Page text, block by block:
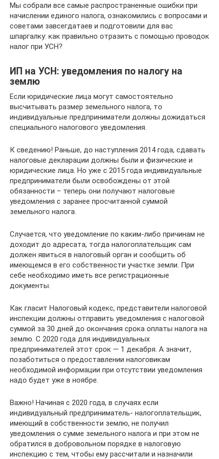
Мы собрали все самые распространенные ошибки при
начислении единого налога, ознакомились с вопросами и
советами завсегдатаев и подготовили для вас
шпаргалку: как правильно отразить с помощью проводок
налог при УСН?
ИП на УСН: уведомления по налогу на
землю
Если юридические лица могут самостоятельно
высчитывать размер земельного налога, то
индивидуальные предприниматели должны дожидаться
специального налогового уведомления.
К сведению! Раньше, до наступления 2014 года, сдавать
налоговые декларации должны были и физические и
юридические лица. Но уже с 2015 года индивидуальные
предприниматели были освобождены от этой
обязанности – теперь они получают налоговые
уведомления с заранее просчитанной суммой
земельного налога.
Случается, что уведомление по каким-либо причинам не
доходит до адресата, тогда налогоплательщик сам
должен явиться в налоговый орган и сообщить об
имеющемся в его собственности участке земли. При
себе необходимо иметь все регистрационные
документы.
Как гласит Налоговый кодекс, представители налоговой
инспекции должны отправить уведомления с налоговой
суммой за 30 дней до окончания срока оплаты налога на
землю. С 2020 года для индивидуальных
предпринимателей этот срок — 1 декабря. А значит,
позаботиться о предоставлении налоговикам
необходимой информации при отсутствии уведомления
надо будет уже в ноябре.
Важно! Начиная с 2020 года, в случаях если
индивидуальный предприниматель- налогоплательщик,
имеющий в собственности землю, не получил
уведомления о сумме земельного налога и при этом не
обратился в добровольном порядке в налоговую
инспекцию с тем, чтобы ему рассчитали и назначили